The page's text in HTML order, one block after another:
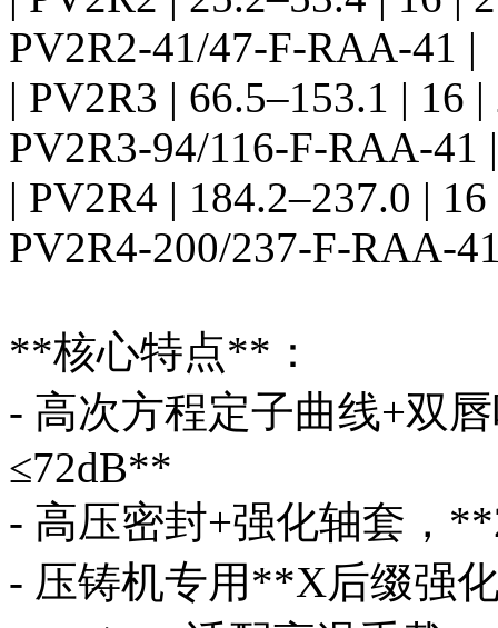
PV2R2-41/47-F-RAA-41 |
| PV2R3 | 66.5–153.1 | 16
PV2R3-94/116-F-RAA-41 |
| PV2R4 | 184.2–237.0 |
PV2R4-200/237-F-RAA-
**核心特点**：
- 高次方程定子曲线+双
≤72dB**
- 高压密封+强化轴套，
- 压铸机专用**X后缀强